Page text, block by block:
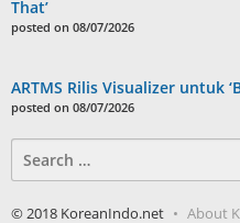
That’
posted on 08/07/2026
ARTMS Rilis Visualizer untuk
posted on 08/07/2026
for:
© 2018 KoreanIndo.net About